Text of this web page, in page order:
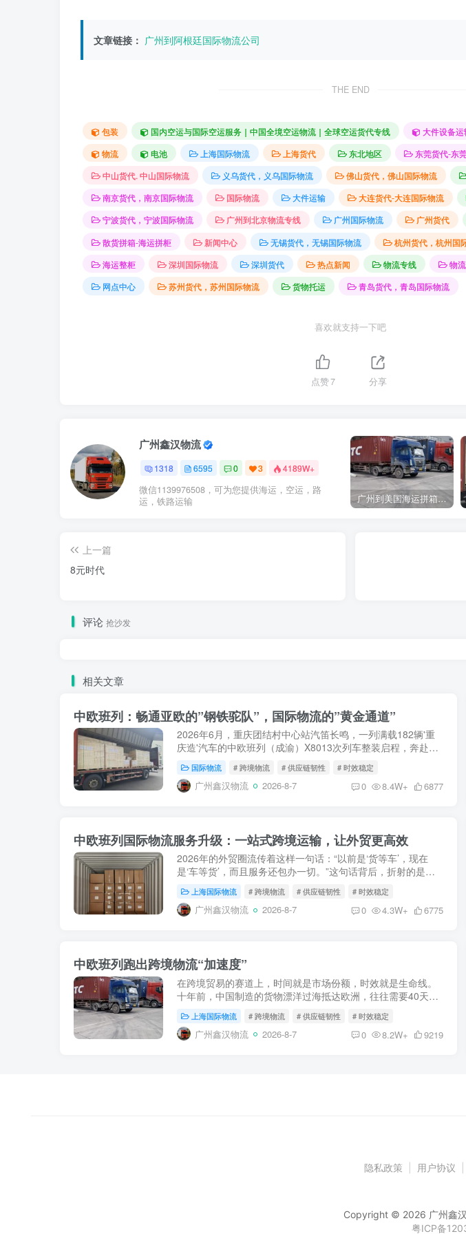
文章链接： 广州到阿根廷国际物流公司
THE END
包装 国内空运与国际空运服务｜中国全境空运物流｜全球空运货代专线 大件设备运
物流
电池 上海国际物流 上海货代 东北地区
东莞货代-东
中山货代. 中山国际物流
义乌货代，义乌国际物流 佛山货代，佛山国际物流
南京货代，南京国际物流
国际物流 大件运输 大连货代-大连国际物流
宁波货代，宁波国际物流
广州到北京物流专线 广州国际物流 广州货代
散货拼箱-海运拼柜
新闻中心 无锡货代，无锡国际物流 杭州货代，杭州国
海运整柜
深圳国际物流 深圳货代 热点新闻 物流专线 物
网点中心
苏州货代，苏州国际物流 货物托运 青岛货代，青岛国际物流
喜欢就支持一下吧
点赞7 分享
广州鑫汉物流
1318 6595 0 3 4189W+
微信1139976508，可为您提供海运，空运，路
运，铁路运输
广州到美国海运拼箱多少钱？2024年最新运费构成+隐藏费用避坑指南
上一篇
8元时代
评论 抢沙发
相关文章
中欧班列：畅通亚欧的”钢铁驼队”，国际物流的”黄金通道”
2026年6月，重庆团结村中心站汽笛长鸣，一列满载182辆'重
庆造'汽车的中欧班列（成渝）X8013次列车整装启程，奔赴俄
罗斯沃尔西诺站。就在此前不久的5月9日，X8037次中欧班列
从郑州圃田站驶向德国...
国际物流 # 跨境物流 # 供应链韧性 # 时效稳定
广州鑫汉物流 2026-8-7 0 8.4W+ 6877
中欧班列国际物流服务升级：一站式跨境运输，让外贸更高效
2026年的外贸圈流传着这样一句话：“以前是‘货等车’，现在
是‘车等货’，而且服务还包办一切。”这句话背后，折射的是中
欧班列从单纯的“铁路运输承运人”向“全程供应链服务商”的历史
性跨越...
上海国际物流 # 跨境物流 # 供应链韧性 # 时效稳定
广州鑫汉物流 2026-8-7 0 4.3W+ 6775
中欧班列跑出跨境物流“加速度”
在跨境贸易的赛道上，时间就是市场份额，时效就是生命线。
十年前，中国制造的货物漂洋过海抵达欧洲，往往需要40天甚
已被稳定压缩至12...
上海国际物流 # 跨境物流 # 供应链韧性 # 时效稳定
广州鑫汉物流 2026-8-7 0 8.2W+ 9219
隐私政策 用户协议
Copyright © 2026 广州鑫
粤ICP备